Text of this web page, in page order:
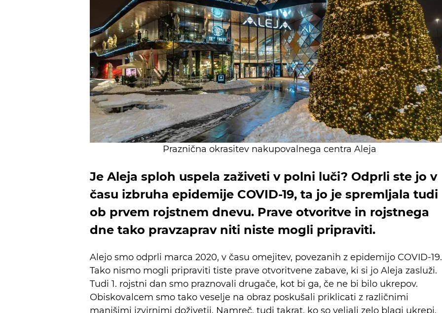
Praznična okrasitev nakupovalnega centra Aleja
Je Aleja sploh uspela zaživeti v polni luči? Odprli ste jo v
času izbruha epidemije COVID-19, ta jo je spremljala tudi
ob prvem rojstnem dnevu. Prave otvoritve in rojstnega
dne tako pravzaprav niti niste mogli pripraviti.
Alejo smo odprli marca 2020, v času omejitev, povezanih z epidemijo COVID-19.
Tako nismo mogli pripraviti tiste prave otvoritvene zabave, ki si jo Aleja zasluži.
Tudi 1. rojstni dan smo praznovali drugače, kot bi ga, če ne bi bilo ukrepov.
Obiskovalcem smo tako veselje na obraz poskušali priklicati z različnimi
manjšimi izvirnimi doživetji. Namreč, tudi takrat, ko so veljali zelo blagi ukrepi,